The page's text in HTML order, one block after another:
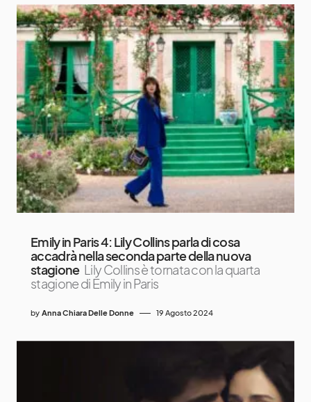
Emily in Paris 4: Lily Collins parla di cosa
accadrà nella seconda parte della nuova
stagione Lily Collins è tornata con la quarta
stagione di Emily in Paris
by Anna Chiara Delle Donne 19 Agosto 2024